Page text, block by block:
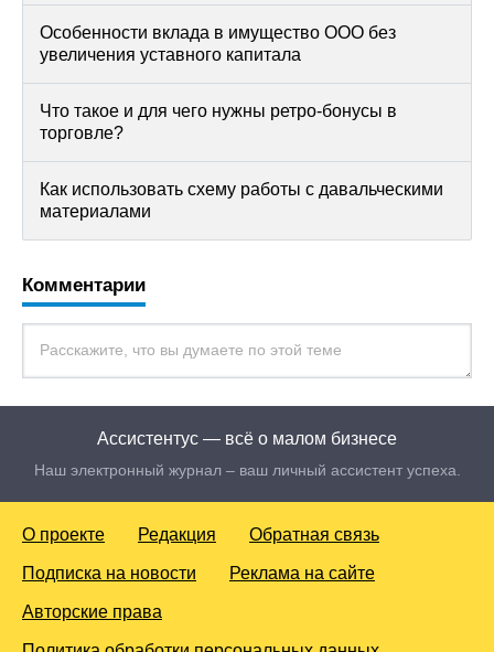
Особенности вклада в имущество ООО без
увеличения уставного капитала
Что такое и для чего нужны ретро-бонусы в
торговле?
Как использовать схему работы с давальческими
материалами
Комментарии
Ассистентус — всё о малом бизнесе
Наш электронный журнал – ваш личный ассистент успеха.
О проекте Редакция Обратная связь
Подписка на новости Реклама на сайте
Авторские права